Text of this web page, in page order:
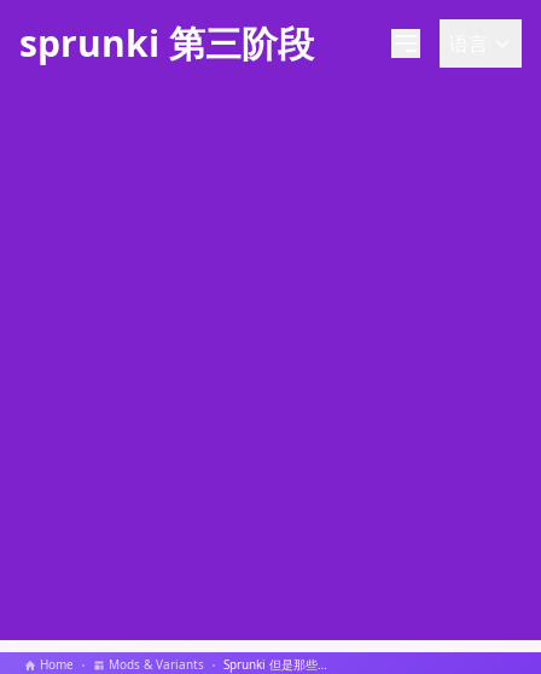
sprunki 第三阶段
Home Mods & Variants Sprunki 但是那些有头发的女孩